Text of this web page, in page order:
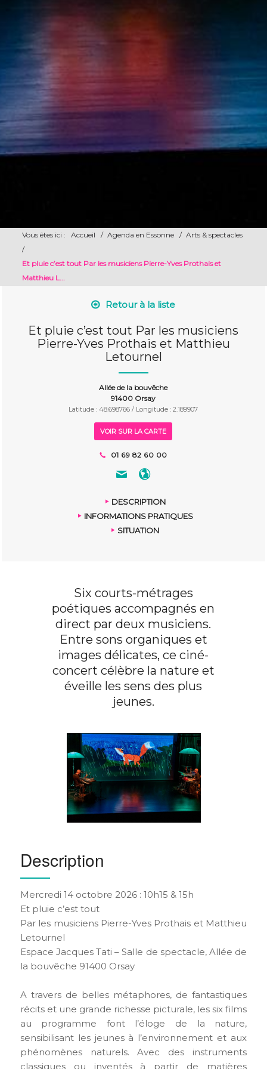
Vous êtes ici : Accueil / Agenda en Essonne / Arts & spectacles
/
Et pluie c’est tout Par les musiciens Pierre-Yves Prothais et
Matthieu L...
Retour à la liste
Et pluie c’est tout Par les musiciens
Pierre-Yves Prothais et Matthieu
Letournel
Allée de la bouvêche
91400 Orsay
Latitude : 48.698766 / Longitude : 2.189907
VOIR SUR LA CARTE
01 69 82 60 00
DESCRIPTION
INFORMATIONS PRATIQUES
SITUATION
Six courts-métrages
poétiques accompagnés en
direct par deux musiciens.
Entre sons organiques et
images délicates, ce ciné-
concert célèbre la nature et
éveille les sens des plus
jeunes.
Description
Mercredi 14 octobre 2026 : 10h15 & 15h
Et pluie c’est tout
Par les musiciens Pierre-Yves Prothais et Matthieu
Letournel
Espace Jacques Tati – Salle de spectacle, Allée de
la bouvêche 91400 Orsay
A travers de belles métaphores, de fantastiques
récits et une grande richesse picturale, les six films
au programme font l’éloge de la nature,
sensibilisant les jeunes à l’environnement et aux
phénomènes naturels. Avec des instruments
classiques ou inventés à partir de matières